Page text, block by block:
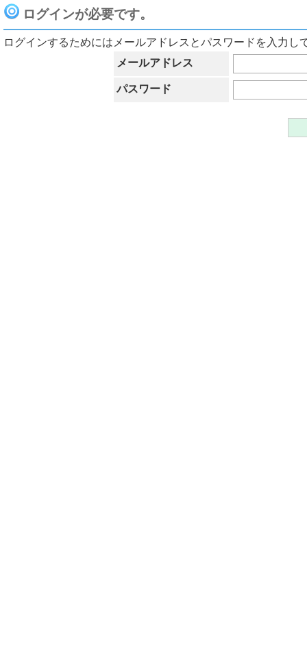
ログインが必要です。
ログインするためにはメールアドレスとパスワードを入力し
メールアドレス
パスワード